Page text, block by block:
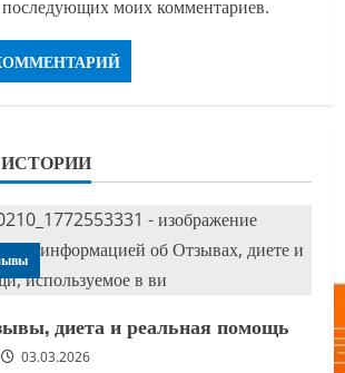
последующих моих комментариев.
диета и реальная помощь
03.03.2026